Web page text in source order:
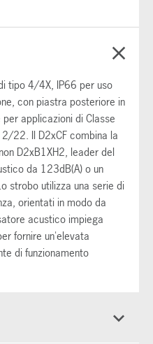
tipo 4/4X, IP66 per uso
con piastra posteriore in
applicazioni di Classe
22. Il D2xCF combina la
D2xB1XH2, leader del
da 123dB(A) o un
strobo utilizza una serie di
orientati in modo da
acustico impiega
fornire un'elevata
di funzionamento